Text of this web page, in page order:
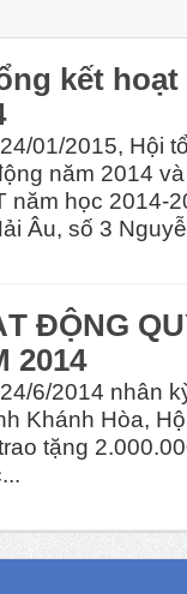
kết
01/2015, Hội
năm 2014
năm học 2014-
Âu, số 3
ĐỘNG
2014
6/2014 nhân
Khánh Hòa,
tặng